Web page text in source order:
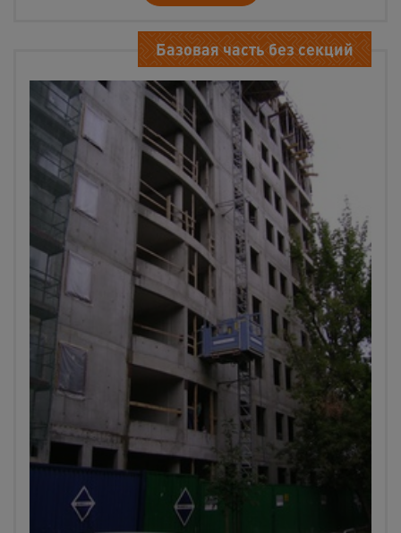
Базовая часть без секций